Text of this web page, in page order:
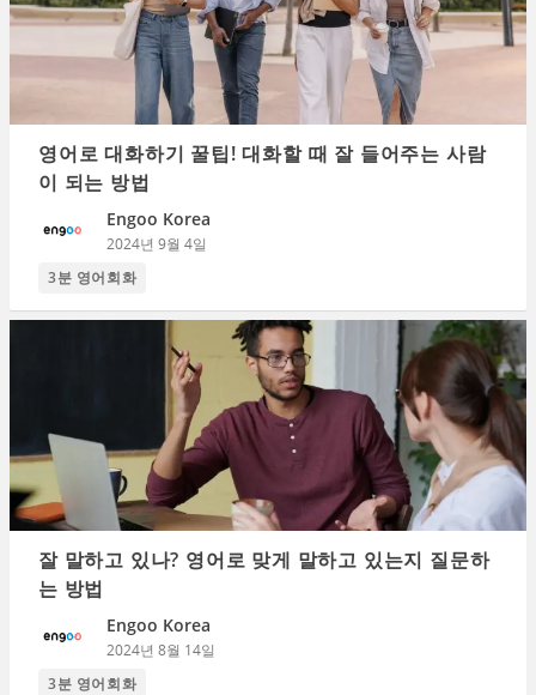
영어로 대화하기 꿀팁! 대화할 때 잘 들어주는 사람
이 되는 방법
Engoo Korea
2024년 9월 4일
3분 영어회화
잘 말하고 있나? 영어로 맞게 말하고 있는지 질문하
는 방법
Engoo Korea
2024년 8월 14일
3분 영어회화